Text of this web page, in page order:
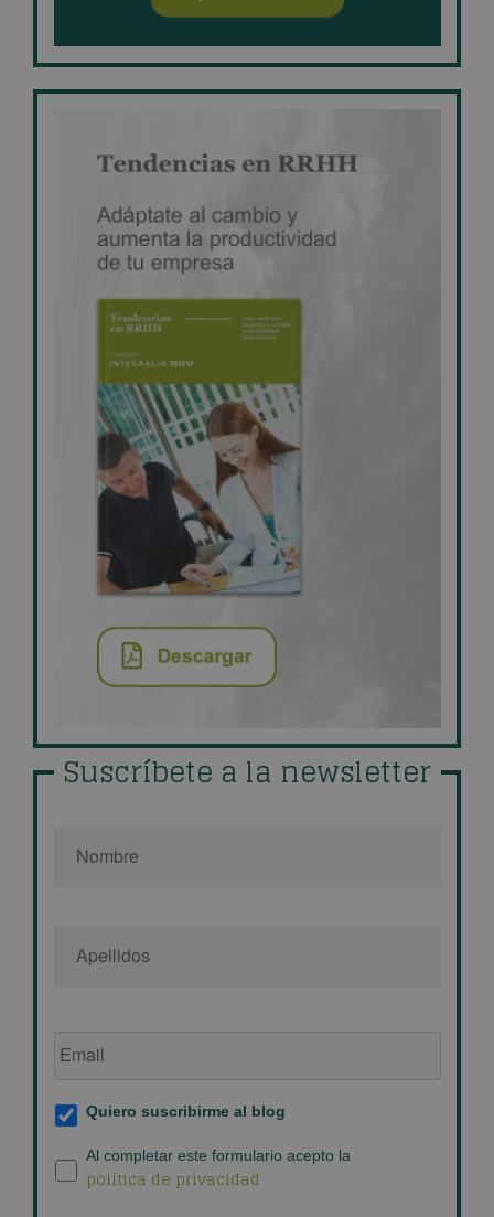
Suscríbete a la newsletter
de
Suscripción
al
blog
*
Quiero suscribirme al blog
Política
de
Al completar este formulario acepto la
política de privacidad